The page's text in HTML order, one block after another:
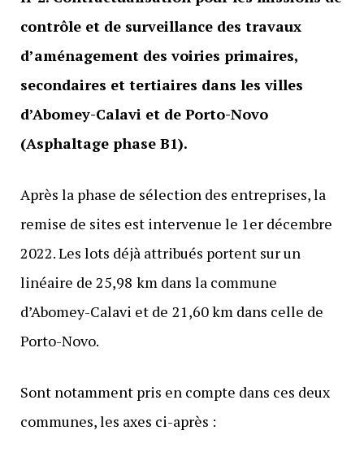
contrôle et de surveillance des travaux
d’aménagement des voiries primaires,
secondaires et tertiaires dans les villes
d’Abomey-Calavi et de Porto-Novo
(Asphaltage phase B1).
Après la phase de sélection des entreprises, la
remise de sites est intervenue le 1er décembre
2022. Les lots déjà attribués portent sur un
linéaire de 25,98 km dans la commune
d’Abomey-Calavi et de 21,60 km dans celle de
Porto-Novo.
Sont notamment pris en compte dans ces deux
communes, les axes ci-après :